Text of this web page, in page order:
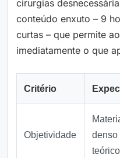
cirurgias
conteúdo enxuto – 9
curtas – que permite
imediatamente o que
Critério
Objetividade
denso
teórico